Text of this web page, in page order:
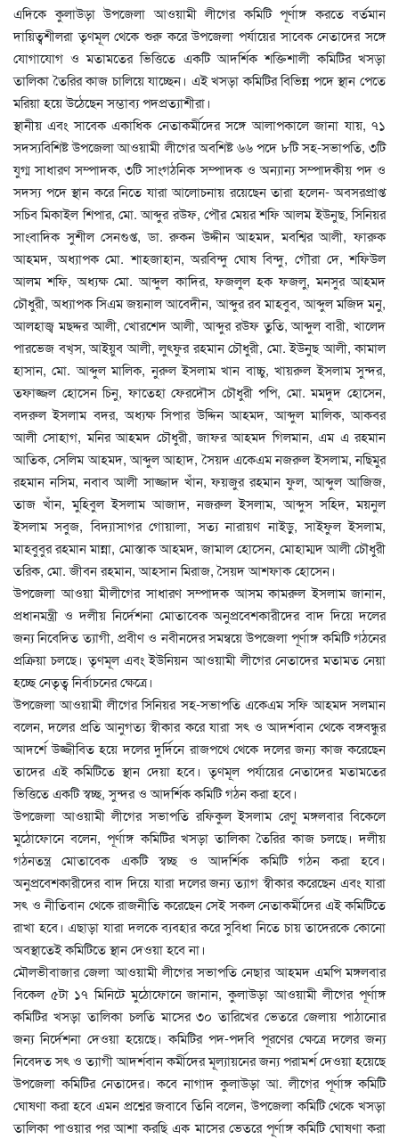
এদিকে কুলাউড়া উপজেলা আওয়ামী লীগের কমিটি পূর্ণাঙ্গ করতে বর্তমান
দায়িত্বশীলরা তৃণমূল থেকে শুরু করে উপজেলা পর্যায়ের সাবেক নেতাদের সঙ্গে
যোগাযোগ ও মতামতের ভিত্তিতে একটি আদর্শিক শক্তিশালী কমিটির খসড়া
তালিকা তৈরির কাজ চালিয়ে যাচ্ছেন। এই খসড়া কমিটির বিভিন্ন পদে স্থান পেতে
মরিয়া হয়ে উঠেছেন সম্ভাব্য পদপ্রত্যাশীরা।
স্থানীয় এবং সাবেক একাধিক নেতাকর্মীদের সঙ্গে আলাপকালে জানা যায়, ৭১
সদস্যবিশিষ্ট উপজেলা আওয়ামী লীগের অবশিষ্ট ৬৬ পদে ৮টি সহ-সভাপতি, ৩টি
যুগ্ম সাধারণ সম্পাদক, ৩টি সাংগঠনিক সম্পাদক ও অন্যান্য সম্পাদকীয় পদ ও
সদস্য পদে স্থান করে নিতে যারা আলোচনায় রয়েছেন তারা হলেন- অবসরপ্রাপ্ত
সচিব মিকাইল শিপার, মো. আব্দুর রউফ, পৌর মেয়র শফি আলম ইউনুছ, সিনিয়র
সাংবাদিক সুশীল সেনগুপ্ত, ডা. রুকন উদ্দীন আহমদ, মবশ্বির আলী, ফারুক
আহমদ, অধ্যাপক মো. শাহজাহান, অরবিন্দু ঘোষ বিন্দু, গৌরা দে, শফিউল
আলম শফি, অধ্যক্ষ মো. আব্দুল কাদির, ফজলুল হক ফজলু, মনসুর আহমদ
চৌধুরী, অধ্যাপক সিএম জয়নাল আবেদীন, আব্দুর রব মাহবুব, আব্দুল মজিদ মনু,
আলহাজ্ব মছদ্দর আলী, খোরশেদ আলী, আব্দুর রউফ তুতি, আব্দুল বারী, খালেদ
পারভেজ বখ্স, আইয়ুব আলী, লুৎফুর রহমান চৌধুরী, মো. ইউনুছ আলী, কামাল
হাসান, মো. আব্দুল মালিক, নুরুল ইসলাম খান বাচ্চু, খায়রুল ইসলাম সুন্দর,
তফাজ্জল হোসেন চিনু, ফাতেহা ফেরদৌস চৌধুরী পপি, মো. মমদুদ হোসেন,
বদরুল ইসলাম বদর, অধ্যক্ষ সিপার উদ্দিন আহমদ, আব্দুল মালিক, আকবর
আলী সোহাগ, মনির আহমদ চৌধুরী, জাফর আহমদ গিলমান, এম এ রহমান
আতিক, সেলিম আহমদ, আব্দুল আহাদ, সৈয়দ একেএম নজরুল ইসলাম, নছিমুর
রহমান নসিম, নবাব আলী সাজ্জাদ খাঁন, ফয়জুর রহমান ফুল, আব্দুল আজিজ,
তাজ খাঁন, মুহিবুল ইসলাম আজাদ, নজরুল ইসলাম, আব্দুস সহিদ, ময়নুল
ইসলাম সবুজ, বিদ্যাসাগর গোয়ালা, সত্য নারায়ণ নাইড়ু, সাইফুল ইসলাম,
মাহবুবুর রহমান মান্না, মোস্তাক আহমদ, জামাল হোসেন, মোহাম্মদ আলী চৌধুরী
তরিক, মো. জীবন রহমান, আহসান মিরাজ, সৈয়দ আশফাক হোসেন।
উপজেলা আওয়া মীলীগের সাধারণ সম্পাদক আসম কামরুল ইসলাম জানান,
প্রধানমন্ত্রী ও দলীয় নির্দেশনা মোতাবেক অনুপ্রবেশকারীদের বাদ দিয়ে দলের
জন্য নিবেদিত ত্যাগী, প্রবীণ ও নবীনদের সমন্বয়ে উপজেলা পূর্ণাঙ্গ কমিটি গঠনের
প্রক্রিয়া চলছে। তৃণমূল এবং ইউনিয়ন আওয়ামী লীগের নেতাদের মতামত নেয়া
হচ্ছে নেতৃত্ব নির্বাচনের ক্ষেত্রে।
উপজেলা আওয়ামী লীগের সিনিয়র সহ-সভাপতি একেএম সফি আহমদ সলমান
বলেন, দলের প্রতি আনুগত্য স্বীকার করে যারা সৎ ও আদর্শবান থেকে বঙ্গবন্ধুর
আদর্শে উজ্জীবিত হয়ে দলের দুর্দিনে রাজপথে থেকে দলের জন্য কাজ করেছেন
তাদের এই কমিটিতে স্থান দেয়া হবে। তৃণমূল পর্যায়ের নেতাদের মতামতের
ভিত্তিতে একটি স্বচ্ছ, সুন্দর ও আদর্শিক কমিটি গঠন করা হবে।
উপজেলা আওয়ামী লীগের সভাপতি রফিকুল ইসলাম রেণু মঙ্গলবার বিকেলে
মুঠোফোনে বলেন, পূর্ণাঙ্গ কমিটির খসড়া তালিকা তৈরির কাজ চলছে। দলীয়
গঠনতন্ত্র মোতাবেক একটি স্বচ্ছ ও আদর্শিক কমিটি গঠন করা হবে।
অনুপ্রবেশকারীদের বাদ দিয়ে যারা দলের জন্য ত্যাগ স্বীকার করেছেন এবং যারা
সৎ ও নীতিবান থেকে রাজনীতি করেছেন সেই সকল নেতাকর্মীদের এই কমিটিতে
রাখা হবে। এছাড়া যারা দলকে ব্যবহার করে সুবিধা নিতে চায় তাদেরকে কোনো
অবস্থাতেই কমিটিতে স্থান দেওয়া হবে না।
মৌলভীবাজার জেলা আওয়ামী লীগের সভাপতি নেছার আহমদ এমপি মঙ্গলবার
বিকেল ৫টা ১৭ মিনিটে মুঠোফোনে জানান, কুলাউড়া আওয়ামী লীগের পূর্ণাঙ্গ
কমিটির খসড়া তালিকা চলতি মাসের ৩০ তারিখের ভেতরে জেলায় পাঠানোর
জন্য নির্দেশনা দেওয়া হয়েছে। কমিটির পদ-পদবি পূরণের ক্ষেত্রে দলের জন্য
নিবেদত সৎ ও ত্যাগী আদর্শবান কর্মীদের মূল্যায়নের জন্য পরামর্শ দেওয়া হয়েছে
উপজেলা কমিটির নেতাদের। কবে নাগাদ কুলাউড়া আ. লীগের পূর্ণাঙ্গ কমিটি
ঘোষণা করা হবে এমন প্রশ্নের জবাবে তিনি বলেন, উপজেলা কমিটি থেকে খসড়া
তালিকা পাওয়ার পর আশা করছি এক মাসের ভেতরে পূর্ণাঙ্গ কমিটি ঘোষণা করা